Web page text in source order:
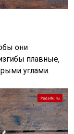
они
плавные,
углами.